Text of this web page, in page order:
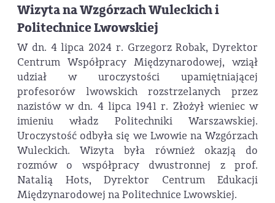
Wizyta na Wzgórzach Wuleckich i
Politechnice Lwowskiej
W dn. 4 lipca 2024 r. Grzegorz Robak, Dyrektor
Centrum Współpracy Międzynarodowej, wziął
udział w uroczystości upamiętniającej
profesorów lwowskich rozstrzelanych przez
nazistów w dn. 4 lipca 1941 r. Złożył wieniec w
imieniu władz Politechniki Warszawskiej.
Uroczystość odbyła się we Lwowie na Wzgórzach
Wuleckich. Wizyta była również okazją do
rozmów o współpracy dwustronnej z prof.
Natalią Hots, Dyrektor Centrum Edukacji
Międzynarodowej na Politechnice Lwowskiej.